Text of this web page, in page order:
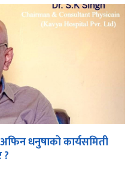
धनुषाको कार्यसमिती
?